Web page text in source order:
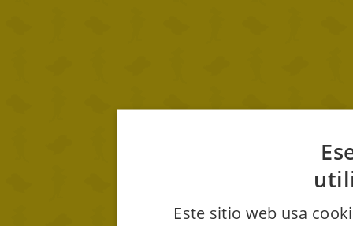
Este sitio web usa